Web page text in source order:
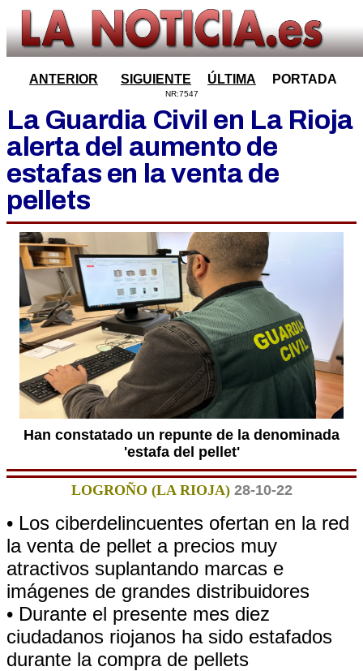
ANTERIOR SIGUIENTE ÚLTIMA PORTADA
NR:7547
La Guardia Civil en La Rioja
alerta del aumento de
estafas en la venta de
pellets
Han constatado un repunte de la denominada
'estafa del pellet'
LOGROÑO (LA RIOJA) 28-10-22
• Los ciberdelincuentes ofertan en la red
la venta de pellet a precios muy
atractivos suplantando marcas e
imágenes de grandes distribuidores
• Durante el presente mes diez
ciudadanos riojanos ha sido estafados
durante la compra de pellets